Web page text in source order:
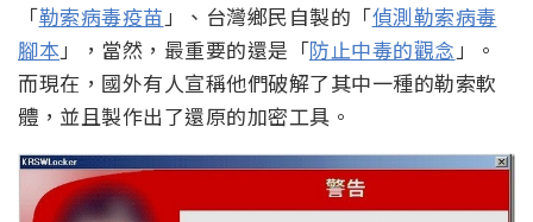
「勒索病毒疫苗」、台灣鄉民自製的「偵測勒索病毒
腳本」，當然，最重要的還是「防止中毒的觀念」。
而現在，國外有人宣稱他們破解了其中一種的勒索軟
體，並且製作出了還原的加密工具。